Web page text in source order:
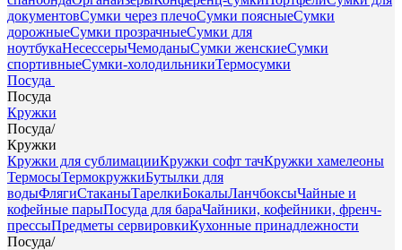
документовСумки через плечоСумки поясныеСумки
дорожныеСумки прозрачныеСумки для
ноутбукаНесессерыЧемоданыСумки женскиеСумки
спортивныеСумки-холодильникиТермосумки
Посуда
Посуда
Кружки
Посуда/
Кружки
Кружки для сублимацииКружки софт тачКружки хамелеоны
ТермосыТермокружкиБутылки для
водыФлягиСтаканыТарелкиБокалыЛанчбоксыЧайные и
кофейные парыПосуда для бараЧайники, кофейники, френч-
прессыПредметы сервировкиКухонные принадлежности
Посуда/